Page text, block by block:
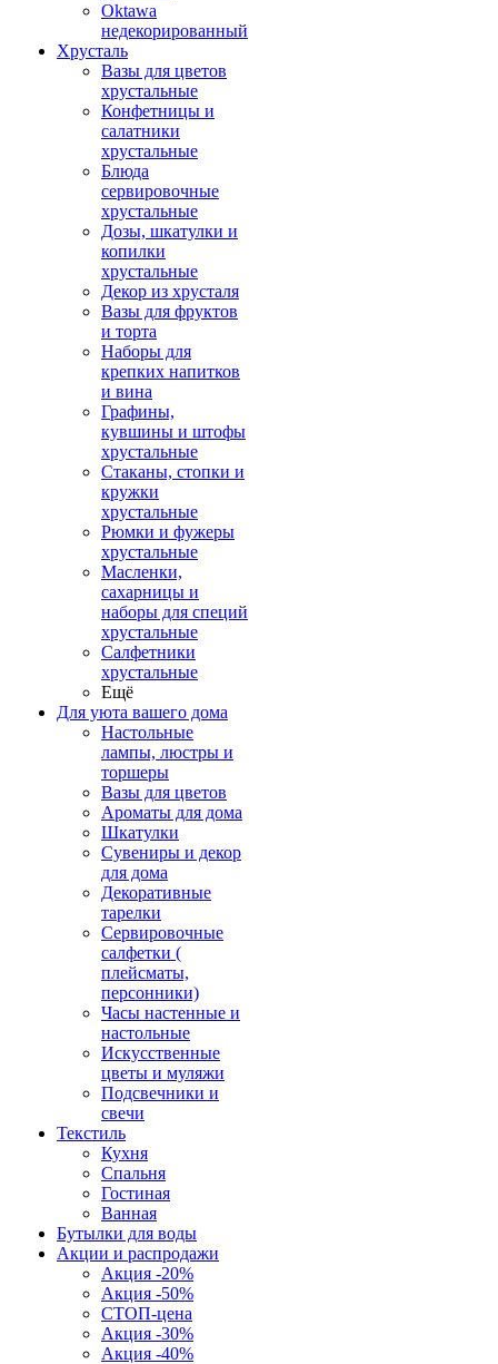
Oktawa
недекорированный
Хрусталь
Вазы для цветов
хрустальные
Конфетницы и
салатники
хрустальные
Блюда
сервировочные
хрустальные
Дозы, шкатулки и
копилки
хрустальные
Декор из хрусталя
Вазы для фруктов
и торта
Наборы для
крепких напитков
и вина
Графины,
кувшины и штофы
хрустальные
Стаканы, стопки и
кружки
хрустальные
Рюмки и фужеры
хрустальные
Масленки,
сахарницы и
наборы для специй
хрустальные
Салфетники
хрустальные
Ещё
Для уюта вашего дома
Настольные
лампы, люстры и
торшеры
Вазы для цветов
Ароматы для дома
Шкатулки
Сувениры и декор
для дома
Декоративные
тарелки
Сервировочные
салфетки (
плейсматы,
персонники)
Часы настенные и
настольные
Искусственные
цветы и муляжи
Подсвечники и
свечи
Текстиль
Кухня
Спальня
Гостиная
Ванная
Бутылки для воды
Акции и распродажи
Акция -20%
Акция -50%
СТОП-цена
Акция -30%
Акция -40%